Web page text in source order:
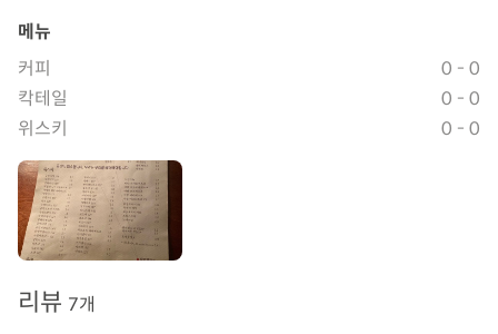
메뉴
커피
0 - 0
칵테일
0 - 0
위스키
0 - 0
리뷰 7개